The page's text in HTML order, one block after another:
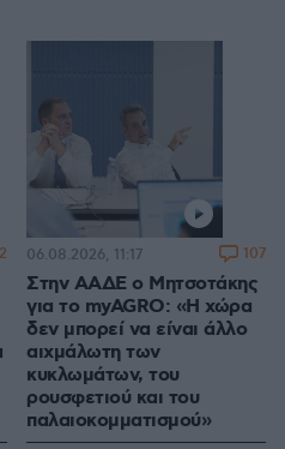
Στην ΑΑΔΕ ο Μητσοτάκης
για το myAGRO: «Η χώρα
δεν μπορεί να είναι άλλο
αιχμάλωτη των
κυκλωμάτων, του
ρουσφετιού και του
παλαιοκομματισμού»
06.08.2026, 11:17 107